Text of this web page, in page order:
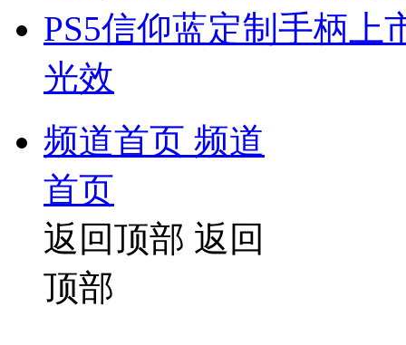
PS5信仰蓝定制手柄上
光效
频道首页 频道
首页
返回顶部 返回
顶部